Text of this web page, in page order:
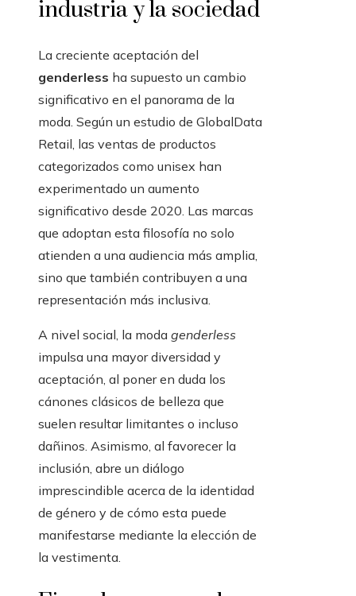
industria y la sociedad
La creciente aceptación del
genderless ha supuesto un cambio
significativo en el panorama de la
moda. Según un estudio de GlobalData
Retail, las ventas de productos
categorizados como unisex han
experimentado un aumento
significativo desde 2020. Las marcas
que adoptan esta filosofía no solo
atienden a una audiencia más amplia,
sino que también contribuyen a una
representación más inclusiva.
A nivel social, la moda genderless
impulsa una mayor diversidad y
aceptación, al poner en duda los
cánones clásicos de belleza que
suelen resultar limitantes o incluso
dañinos. Asimismo, al favorecer la
inclusión, abre un diálogo
imprescindible acerca de la identidad
de género y de cómo esta puede
manifestarse mediante la elección de
la vestimenta.